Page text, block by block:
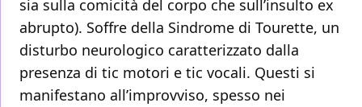
sia sulla comicità del corpo che sull’insulto ex
abrupto). Soffre della Sindrome di Tourette, un
disturbo neurologico caratterizzato dalla
presenza di tic motori e tic vocali. Questi si
manifestano all’improvviso, spesso nei